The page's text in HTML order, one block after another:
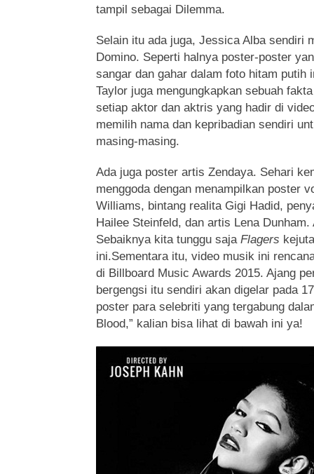
tampil sebagai Dilemma.
Selain itu ada juga, Jessica Alba sendiri
Domino. Seperti halnya poster-poster
sangar dan gahar dalam foto hitam putih
Taylor juga mengungkapkan sebuah
setiap aktor dan aktris yang hadir di
memilih nama dan kepribadian sendiri
masing-masing.
Ada juga poster artis Zendaya. Sehari
menggoda dengan menampilkan poster
Williams, bintang realita Gigi Hadid,
Hailee Steinfeld, dan artis Lena
Sebaiknya kita tunggu saja Flagers
ini.Sementara itu, video musik ini
di Billboard Music Awards 2015. Ajang
bergengsi itu sendiri akan digelar pada
poster para selebriti yang tergabung
Blood,” kalian bisa lihat di bawah ini ya!